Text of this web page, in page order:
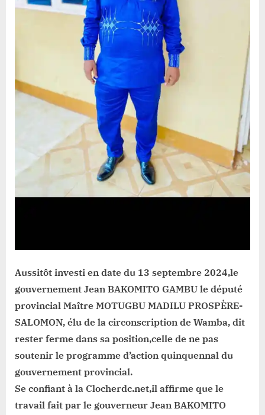
Aussitôt investi en date du 13 septembre 2024,le
gouvernement Jean BAKOMITO GAMBU le député
provincial Maître MOTUGBU MADILU PROSPÈRE-
SALOMON, élu de la circonscription de Wamba, dit
rester ferme dans sa position,celle de ne pas
soutenir le programme d’action quinquennal du
gouvernement provincial.
Se confiant à la Clocherdc.net,il affirme que le
travail fait par le gouverneur Jean BAKOMITO